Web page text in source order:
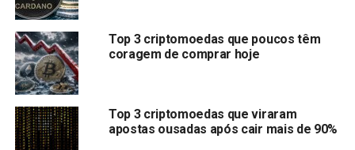
alta entre as altcoins, ganhando mais de 10%. Toncoin
registraram ganhos de cerca de 4% cada, enquanto Solana
teve um aumento notável de 9%. A dominância do Bitcoin
caiu 2%, indicando um fluxo de liquidez para as altcoins,
sugerindo que o mercado pode estar se aproximando de
um fundo, com uma potencial reversão para cima no
horizonte.
Top 3 criptomoedas que poucos têm
coragem de comprar hoje
Top 3 criptomoedas que viraram
apostas ousadas após cair mais de 90%